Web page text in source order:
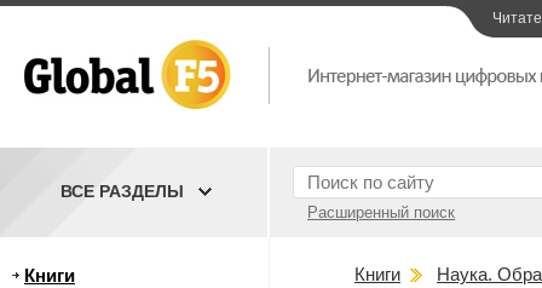
Расширенный поиск
ВСЕ РАЗДЕЛЫ
Книги Книги
Наука.